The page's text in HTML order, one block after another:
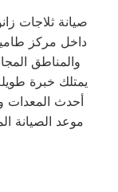
صيانة ثلاجات
والمناطق
يمتلك خبرة
أحدث المعدات
موعد الصيانة